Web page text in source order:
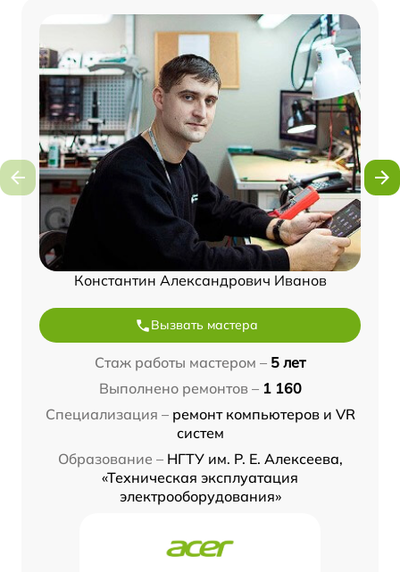
Константин Александрович Иванов
Вызвать мастера
Стаж работы мастером – 5 лет
Выполнено ремонтов – 1 160
Специализация – ремонт компьютеров и VR
систем
Образование – НГТУ им. Р. Е. Алексеева,
«Техническая эксплуатация
электрооборудования»